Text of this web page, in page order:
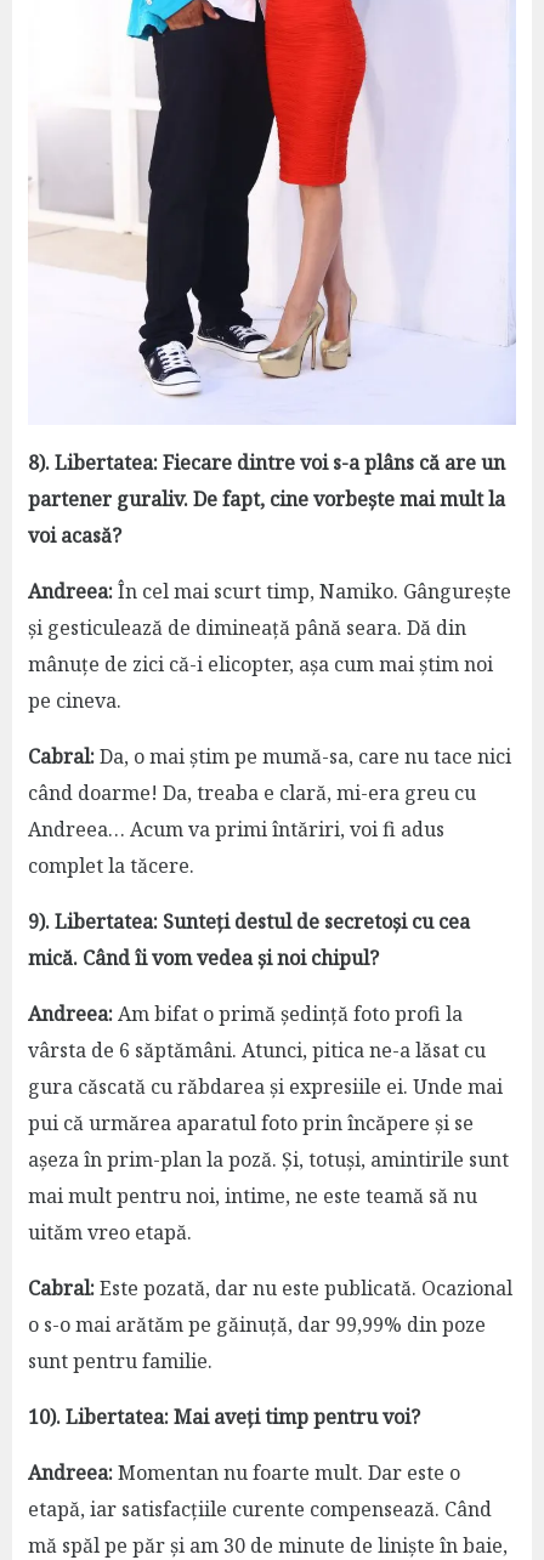
8). Libertatea: Fiecare dintre voi s-a plâns că are un
partener guraliv. De fapt, cine vorbește mai mult la
voi acasă?
Andreea:În cel mai scurt timp, Namiko. Gângurește
și gesticulează de dimineață până seara. Dă din
mânuțe de zici că-i elicopter, așa cum mai știm noi
pe cineva.
Cabral:Da, o mai știm pe mumă-sa, care nu tace nici
când doarme! Da, treaba e clară, mi-era greu cu
Andreea… Acum va primi întăriri, voi fi adus
complet la tăcere.
9). Libertatea: Sunteți destul de secretoși cu cea
mică. Când îi vom vedea și noi chipul?
Andreea:Am bifat o primă ședință foto profi la
vârsta de 6 săptămâni. Atunci, pitica ne-a lăsat cu
gura căscată cu răbdarea și expresiile ei. Unde mai
pui că urmărea aparatul foto prin încăpere și se
așeza în prim-plan la poză. Și, totuși, amintirile sunt
mai mult pentru noi, intime, ne este teamă să nu
uităm vreo etapă.
Cabral:Este pozată, dar nu este publicată. Ocazional
o s-o mai arătăm pe găinuță, dar 99,99% din poze
sunt pentru familie.
10). Libertatea: Mai aveți timp pentru voi?
Andreea:Momentan nu foarte mult. Dar este o
etapă, iar satisfacțiile curente compensează. Când
mă spăl pe păr și am 30 de minute de liniște în baie,